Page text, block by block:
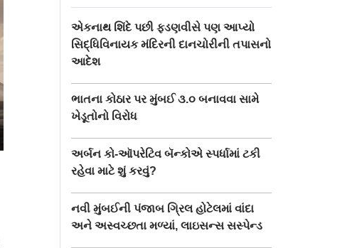
એકનાથ શિંદે પછી ફડણવીસે પણ આપ્યો
સિદ્ધિવિનાયક મંદિરની દાનચોરીની તપાસનો
આદેશ
ભાતના કોઠાર પર મુંબઈ ૩.૦ બનાવવા સામે
ખેડૂતોનો વિરોધ
અર્બન કો-ઑપરેટિવ બૅન્કોએ સ્પર્ધામાં ટકી
રહેવા માટે શું કરવું?
નવી મુંબઈની પંજાબ ગ્રિલ હોટેલમાં વાંદા
અને અસ્વચ્છતા મળ્યાં, લાઇસન્સ સસ્પેન્ડ